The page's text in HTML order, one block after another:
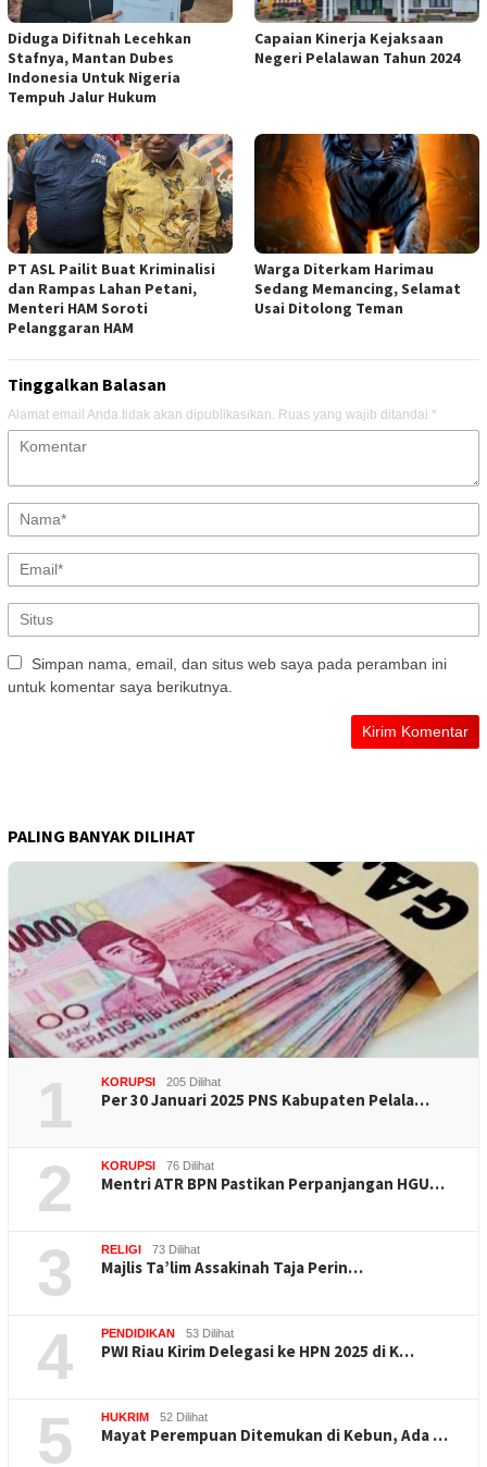
Diduga Difitnah Lecehkan
Stafnya, Mantan Dubes
Indonesia Untuk Nigeria
Tempuh Jalur Hukum
Capaian Kinerja Kejaksaan
Negeri Pelalawan Tahun 2024
PT ASL Pailit Buat Kriminalisi
dan Rampas Lahan Petani,
Menteri HAM Soroti
Pelanggaran HAM
Warga Diterkam Harimau
Sedang Memancing, Selamat
Usai Ditolong Teman
Tinggalkan Balasan
Alamat email Anda tidak akan dipublikasikan. Ruas yang wajib ditandai *
Simpan nama, email, dan situs web saya pada peramban ini
untuk komentar saya berikutnya.
PALING BANYAK DILIHAT
1 KORUPSI 205 Dilihat
Per 30 Januari 2025 PNS Kabupaten Pelala…
2 KORUPSI 76 Dilihat
Mentri ATR BPN Pastikan Perpanjangan HGU…
3 RELIGI 73 Dilihat
Majlis Ta’lim Assakinah Taja Perin…
4 PENDIDIKAN 53 Dilihat
PWI Riau Kirim Delegasi ke HPN 2025 di K…
5 HUKRIM 52 Dilihat
Mayat Perempuan Ditemukan di Kebun, Ada …